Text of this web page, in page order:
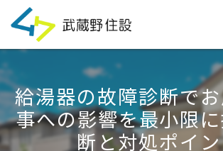
給湯器の故障診断で
事への影響を最小限
断と対処ポイ